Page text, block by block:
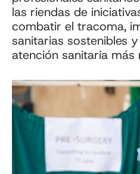
las riendas de
combatir el tracoma,
sanitarias sostenibles
atención sanitaria más